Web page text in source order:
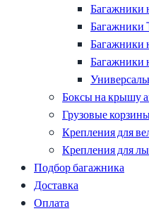
Багажники
Багажники
Багажники
Боксы на крышу
Грузовые
Крепления для
Крепления для
Подбор багажника
Доставка
Оплата